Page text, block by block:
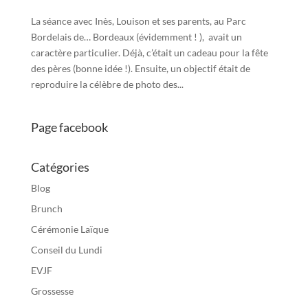
La séance avec Inès, Louison et ses parents, au Parc
Bordelais de… Bordeaux (évidemment ! ), avait un
caractère particulier. Déjà, c’était un cadeau pour la fête
des pères (bonne idée !). Ensuite, un objectif était de
reproduire la célèbre de photo des...
Page facebook
Catégories
Blog
Brunch
Cérémonie Laïque
Conseil du Lundi
EVJF
Grossesse